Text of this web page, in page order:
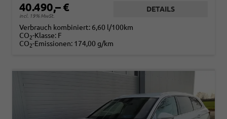
40.490,– €
incl. 19% MwSt.
DETAILS
Verbrauch kombiniert: 6,60 l/100km
CO2-Klasse: F
CO2-Emissionen: 174,00 g/km